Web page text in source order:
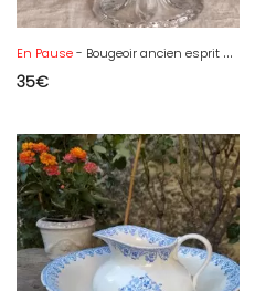
En Pause- Bougeoir ancien esprit Baccarat
35€